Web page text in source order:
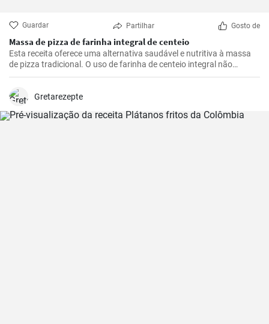
Guardar Partilhar Gosto de
Massa de pizza de farinha integral de centeio
Esta receita oferece uma alternativa saudável e nutritiva à massa
de pizza tradicional. O uso de farinha de centeio integral não
apenas torna a pizza mais saborosa, mas também adiciona muitas
Gretarezepte